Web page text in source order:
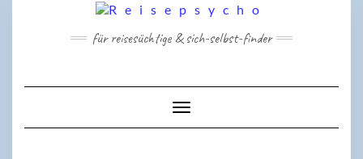
für reisesüchtige & sich-selbst-finder
Toggle Navigation